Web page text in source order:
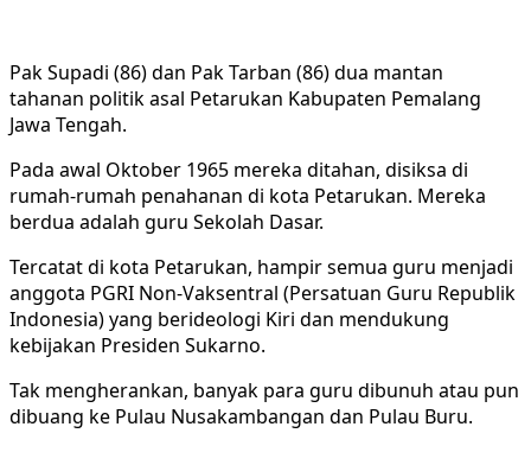
Pak Supadi (86) dan Pak Tarban (86) dua mantan
tahanan politik asal Petarukan Kabupaten Pemalang
Jawa Tengah.
Pada awal Oktober 1965 mereka ditahan, disiksa di
rumah-rumah penahanan di kota Petarukan. Mereka
berdua adalah guru Sekolah Dasar.
Tercatat di kota Petarukan, hampir semua guru menjadi
anggota PGRI Non-Vaksentral (Persatuan Guru Republik
Indonesia) yang berideologi Kiri dan mendukung
kebijakan Presiden Sukarno.
Tak mengherankan, banyak para guru dibunuh atau pun
dibuang ke Pulau Nusakambangan dan Pulau Buru.